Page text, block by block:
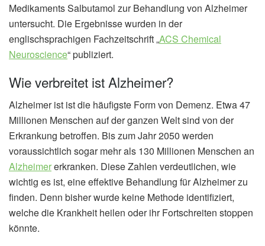
Medikaments Salbutamol zur Behandlung von Alzheimer
untersucht. Die Ergebnisse wurden in der
englischsprachigen Fachzeitschrift „ACS Chemical
Neuroscience“ publiziert.
Wie verbreitet ist Alzheimer?
Alzheimer ist ist die häufigste Form von Demenz. Etwa 47
Millionen Menschen auf der ganzen Welt sind von der
Erkrankung betroffen. Bis zum Jahr 2050 werden
voraussichtlich sogar mehr als 130 Millionen Menschen an
Alzheimererkranken. Diese Zahlen verdeutlichen, wie
wichtig es ist, eine effektive Behandlung für Alzheimer zu
finden. Denn bisher wurde keine Methode identifiziert,
welche die Krankheit heilen oder ihr Fortschreiten stoppen
könnte.